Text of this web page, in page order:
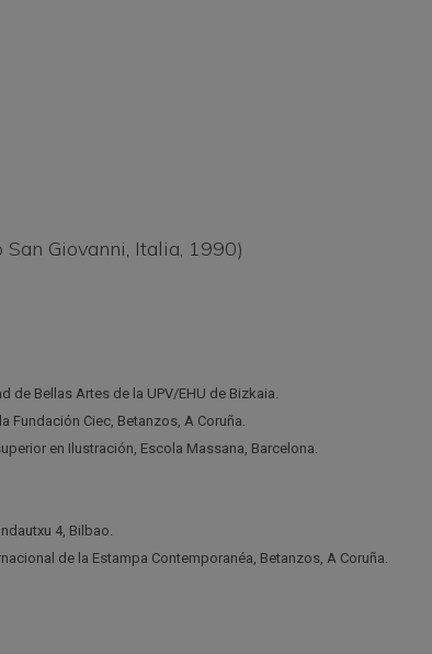
San Giovanni, Italia, 1990)
de Bellas Artes de la UPV/EHU de Bizkaia.
Fundación Ciec, Betanzos, A Coruña.
en Ilustración, Escola Massana, Barcelona.
4, Bilbao.
de la Estampa Contemporanéa, Betanzos, A Coruña.